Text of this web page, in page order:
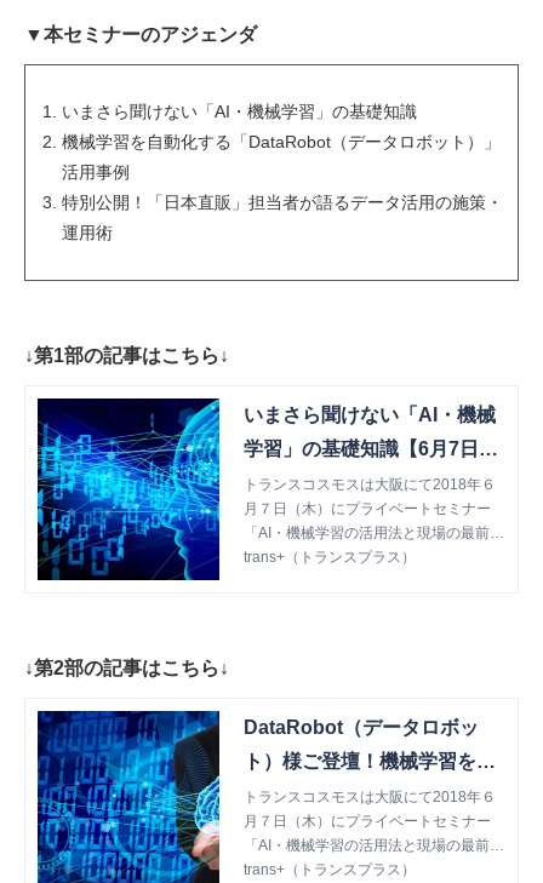
▼本セミナーのアジェンダ
いまさら聞けない「AI・機械学習」の基礎知識
機械学習を自動化する「DataRobot（データロボット）」
活用事例
特別公開！「日本直販」担当者が語るデータ活用の施策・
運用術
↓第1部の記事はこちら↓
いまさら聞けない「AI・機械
学習」の基礎知識【6月7日大
阪AIセミナー1/3】 | trans+
（トランスプラス）
トランスコスモスは大阪にて2018年６
月７日（木）にプライベートセミナー
「AI・機械学習の活用法と現場の最前
線」を開催しました。 今回から全3回に
trans+（トランスプラス）
↓第2部の記事はこちら↓
DataRobot（データロボッ
ト）様ご登壇！機械学習を自
動化する「DataRobot」活用
事例【6月7日大阪AIセミナー
2/3】 | trans+（トランスプラ
トランスコスモスは大阪にて2018年６
月７日（木）にプライベートセミナー
「AI・機械学習の活用法と現場の最前
線」を開催しました。 全3回に分けてセ
trans+（トランスプラス）